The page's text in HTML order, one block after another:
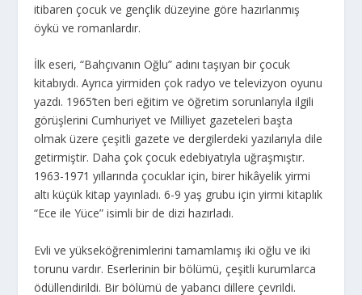
itibaren çocuk ve gençlik düzeyine göre hazırlanmış
öykü ve romanlardır.
İlk eseri, “Bahçıvanın Oğlu” adını taşıyan bir çocuk
kitabıydı. Ayrıca yirmiden çok radyo ve televizyon oyunu
yazdı. 1965’ten beri eğitim ve öğretim sorunlarıyla ilgili
görüşlerini Cumhuriyet ve Milliyet gazeteleri başta
olmak üzere çeşitli gazete ve dergilerdeki yazılarıyla dile
getirmiştir. Daha çok çocuk edebiyatıyla uğraşmıştır.
1963-1971 yıllarında çocuklar için, birer hikâyelik yirmi
altı küçük kitap yayınladı. 6-9 yaş grubu için yirmi kitaplık
“Ece ile Yüce” isimli bir de dizi hazırladı.
Evli ve yükseköğrenimlerini tamamlamış iki oğlu ve iki
torunu vardır. Eserlerinin bir bölümü, çeşitli kurumlarca
ödüllendirildi. Bir bölümü de yabancı dillere çevrildi.